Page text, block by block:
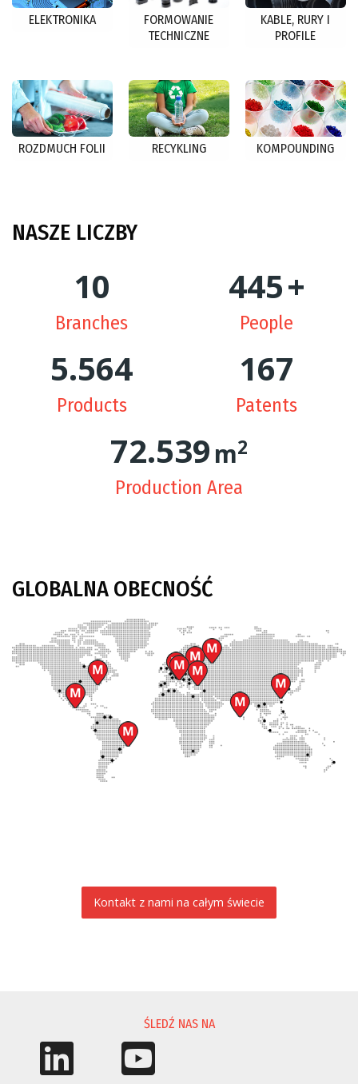
ELEKTRONIKA
FORMOWANIE
TECHNICZNE
KABLE, RURY I
PROFILE
ROZDMUCH FOLII RECYKLING KOMPOUNDING
NASZE LICZBY
10
Branches
449+
People
5.624
Products
170
Patents
74.211m2
Production Area
GLOBALNA OBECNOŚĆ
Kontakt z nami na całym świecie
ŚLEDŹ NAS NA